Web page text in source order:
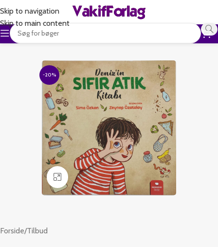
Skip to navigation
Skip to main content
-20%
Klik for at forstørre
Forside/Tilbud